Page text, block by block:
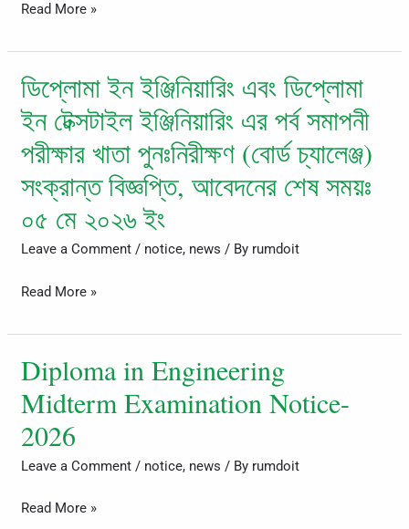
পর্ব
GPA
4.00/4.00
অর্জন
করেছে।
Read More »
ডিপ্লোমা ইন ইঞ্জিনিয়ারিং এবং ডিপ্লোমা
ইন টেক্সটাইল ইঞ্জিনিয়ারিং এর পর্ব সমাপনী
পরীক্ষার খাতা পুনঃনিরীক্ষণ (বোর্ড চ্যালেঞ্জ)
সংক্রান্ত বিজ্ঞপ্তি, আবেদনের শেষ সময়ঃ
০৫ মে ২০২৬ ইং
Leave a Comment / notice, news / By rumdoit
ডিপ্লোমা
ইন
ইঞ্জিনিয়ারিং
এবং
ডিপ্লোমা
টেক্সটাইল
ইঞ্জিনিয়ারিং
খাতা
পুনঃনিরীক্ষণ
(বোর্ড
চ্যালেঞ্জ)
সংক্রান্ত
বিজ্ঞপ্তি,
Read More »
Diploma in Engineering
Midterm Examination Notice-
2026
Leave a Comment / notice, news / By rumdoit
Diploma
Engineering
Midterm
Examination
2026
Read More »